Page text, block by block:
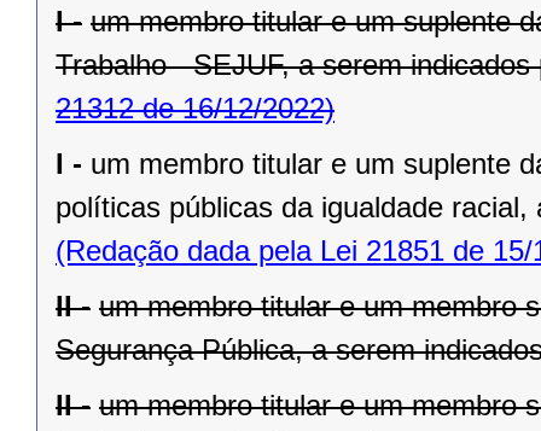
I - um membro titular e um suplente
Trabalho - SEJUF, a serem
21312 de 16/12/2022)
I - um membro titular e um suplente
políticas públicas da igualdade
(Redação dada pela Lei 21851 de 15/
II - um membro titular e um membro
Segurança Pública, a serem
II - um membro titular e um membro